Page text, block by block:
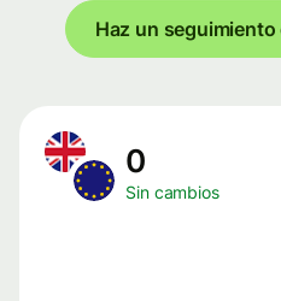
Haz un
0
Sin cambios